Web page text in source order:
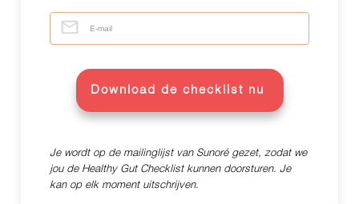
Download de checklist nu
Je wordt op de mailinglijst van Sunoré gezet, zodat we
jou de Healthy Gut Checklist kunnen doorsturen. Je
kan op elk moment uitschrijven.